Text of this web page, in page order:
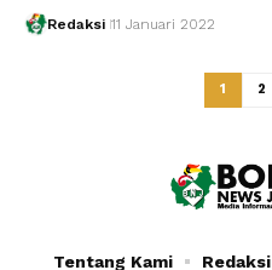
Redaksi 11 Januari 2022
1 2
Tentang Kami Redaksi